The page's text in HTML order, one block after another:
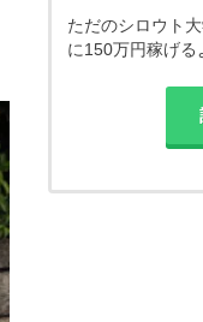
ただのシロウト
に150万円稼げる